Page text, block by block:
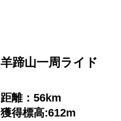
羊蹄山一周ライド
距離：56km
獲得標高:612m